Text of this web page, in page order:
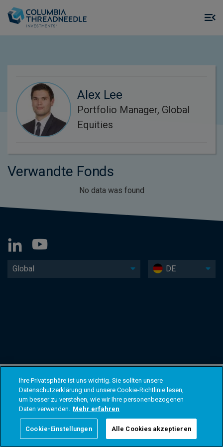
Alex Lee
Portfolio Manager, Global
Equities
Verwandte Fonds
No data was found
Global DE
Ihre Privatsphäre ist uns wichtig. Sie sollten unsere
Datenschutzerklärung und unsere Cookie-Richtlinie lesen,
um besser zu verstehen, wie wir Ihre personenbezogenen
Daten verwenden. Mehr erfahren
Cookie-Einstellungen Alle Cookies akzeptieren